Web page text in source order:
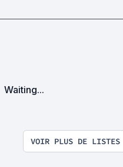
Waiting...
VOIR PLUS DE LISTES